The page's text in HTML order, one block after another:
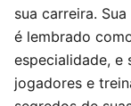
sua carreira.
é lembrado
especialidade, e
jogadores e